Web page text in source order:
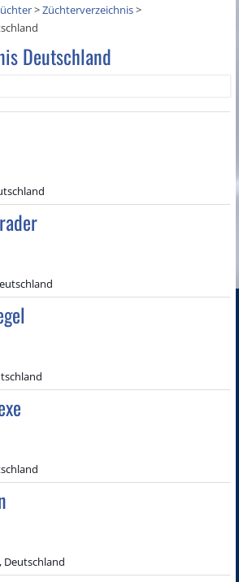
>Züchterverzeichnis>
Deutschland
Deutschland